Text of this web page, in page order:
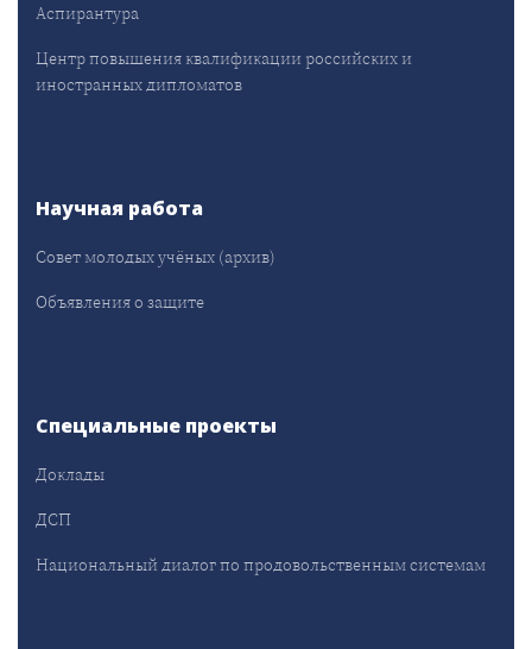
Аспирантура
Центр повышения квалификации российских и
иностранных дипломатов
Научная работа
Совет молодых учёных (архив)
Объявления о защите
Специальные проекты
Доклады
ДСП
Национальный диалог по продовольственным системам